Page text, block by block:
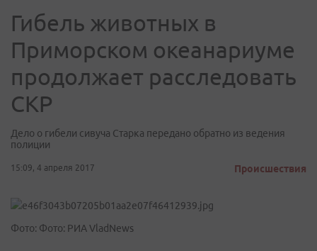
Гибель животных в
Приморском океанариуме
продолжает расследовать
СКР
Дело о гибели сивуча Старка передано обратно из ведения
полиции
15:09, 4 апреля 2017 Происшествия
Фото: Фото: РИА VladNews